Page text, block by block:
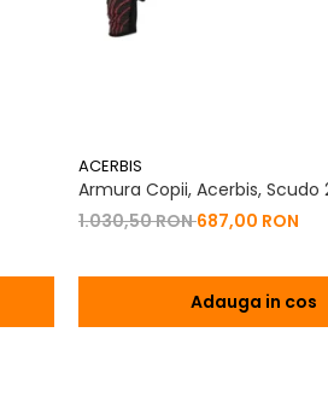
ACERBIS
Armura Copii, Acerbis, Scudo
1.030,50 RON687,00 RON
Adauga in cos